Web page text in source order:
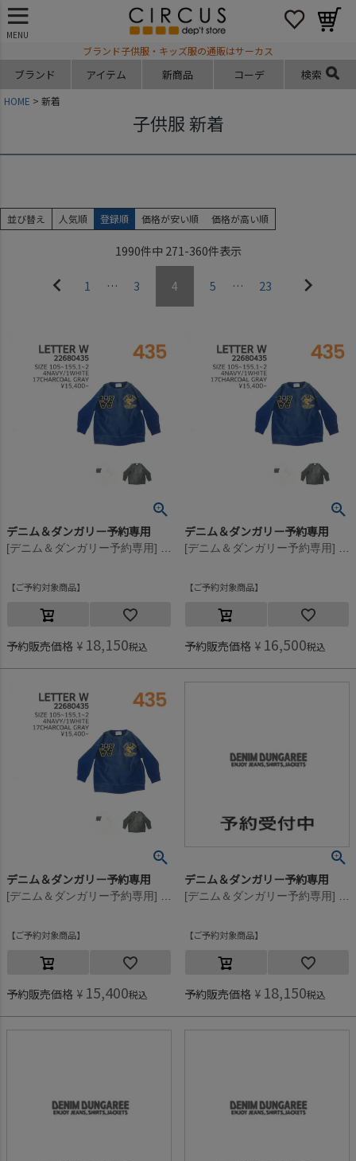
MENU
ブランド子供服・キッズ服の通販はサーカス
ブランド アイテム 新商品 コーデ 検索
HOME 新着
子供服 新着
並び替え 人気順 登録順 価格が安い順 価格が高い順
1990件中 271-360件表示
1 … 3 4 5 … 23
デニム＆ダンガリー予約専用
ご予約対象商品
予約販売価格 ¥ 18,150税込
デニム＆ダンガリー予約専用
ご予約対象商品
予約販売価格 ¥ 16,500税込
デニム＆ダンガリー予約専用
ご予約対象商品
予約販売価格 ¥ 15,400税込
デニム＆ダンガリー予約専用
ご予約対象商品
予約販売価格 ¥ 18,150税込